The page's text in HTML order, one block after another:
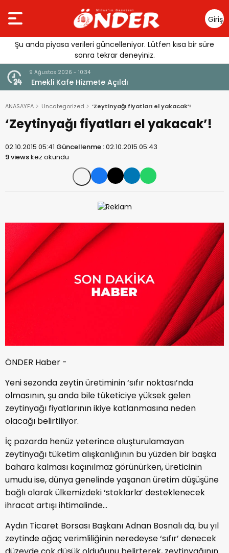
Giriş
Yap
Şu anda piyasa verileri güncelleniyor. Lütfen kısa bir süre
sonra tekrar deneyiniz.
9 Ağustos 2026 - 10:34
Emekli Kafe Hizmete Açıldı
ANASAYFA Uncategorized ‘Zeytinyağı fiyatları el yakacak’!
‘Zeytinyağı fiyatları el yakacak’!
02.10.2015 05:41 Güncellenme :02.10.2015 05:43
9 viewskez okundu
ÖNDER Haber -
Yeni sezonda zeytin üretiminin ‘sıfır noktası’nda
olmasının, şu anda bile tüketiciye yüksek gelen
zeytinyağı fiyatlarının ikiye katlanmasına neden
olacağı belirtiliyor.
İç pazarda henüz yeterince oluşturulamayan
zeytinyağı tüketim alışkanlığının bu yüzden bir başka
bahara kalması kaçınılmaz görünürken, üreticinin
umudu ise, dünya genelinde yaşanan üretim düşüşüne
bağlı olarak ülkemizdeki ‘stoklarla’ desteklenecek
ihracat artışı ihtimalinde...
Aydın Ticaret Borsası Başkanı Adnan Bosnalı da, bu yıl
zeytinde ağaç verimliliğinin neredeyse ‘sıfır’ denecek